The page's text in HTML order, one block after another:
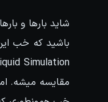
باشید که خب